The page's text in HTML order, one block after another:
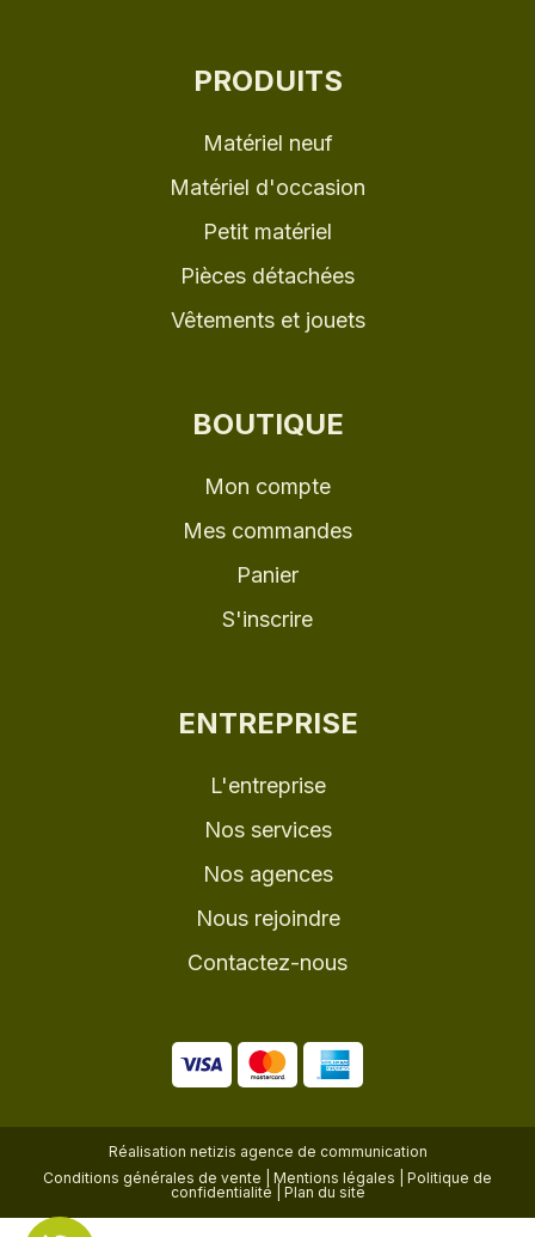
PRODUITS
Matériel neuf
Matériel d'occasion
Petit matériel
Pièces détachées
Vêtements et jouets
BOUTIQUE
Mon compte
Mes commandes
Panier
S'inscrire
ENTREPRISE
L'entreprise
Nos services
Nos agences
Nous rejoindre
Contactez-nous
Réalisation netizis agence de communication
Conditions générales de vente
Mentions légales
Politique de
confidentialité
Plan du site